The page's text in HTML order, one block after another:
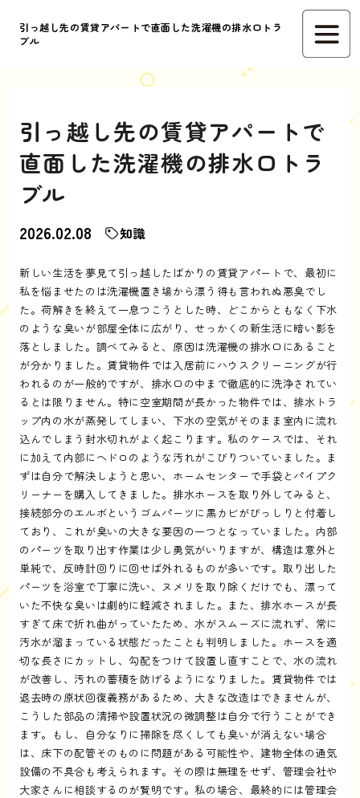
引っ越し先の賃貸アパートで直面した洗濯機の排水口トラ
ブル
引っ越し先の賃貸アパートで
直面した洗濯機の排水口トラ
ブル
2026.02.08 知識
新しい生活を夢見て引っ越したばかりの賃貸アパートで、最初に
私を悩ませたのは洗濯機置き場から漂う得も言われぬ悪臭でし
た。荷解きを終えて一息つこうとした時、どこからともなく下水
のような臭いが部屋全体に広がり、せっかくの新生活に暗い影を
落としました。調べてみると、原因は洗濯機の排水口にあること
が分かりました。賃貸物件では入居前にハウスクリーニングが行
われるのが一般的ですが、排水口の中まで徹底的に洗浄されてい
るとは限りません。特に空室期間が長かった物件では、排水トラ
ップ内の水が蒸発してしまい、下水の空気がそのまま室内に流れ
込んでしまう封水切れがよく起こります。私のケースでは、それ
に加えて内部にヘドロのような汚れがこびりついていました。ま
ずは自分で解決しようと思い、ホームセンターで手袋とパイプク
リーナーを購入してきました。排水ホースを取り外してみると、
接続部分のエルボというゴムパーツに黒カビがびっしりと付着し
ており、これが臭いの大きな要因の一つとなっていました。内部
のパーツを取り出す作業は少し勇気がいりますが、構造は意外と
単純で、反時計回りに回せば外れるものが多いです。取り出した
パーツを浴室で丁寧に洗い、ヌメリを取り除くだけでも、漂って
いた不快な臭いは劇的に軽減されました。また、排水ホースが長
すぎて床で折れ曲がっていたため、水がスムーズに流れず、常に
汚水が溜まっている状態だったことも判明しました。ホースを適
切な長さにカットし、勾配をつけて設置し直すことで、水の流れ
が改善し、汚れの蓄積を防げるようになりました。賃貸物件では
退去時の原状回復義務があるため、大きな改造はできませんが、
こうした部品の清掃や設置状況の微調整は自分で行うことができ
ます。もし、自分なりに掃除を尽くしても臭いが消えない場合
は、床下の配管そのものに問題がある可能性や、建物全体の通気
設備の不具合も考えられます。その際は無理をせず、管理会社や
大家さんに相談するのが賢明です。私の場合、最終的には管理会